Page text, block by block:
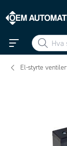
El-styrte ventiler